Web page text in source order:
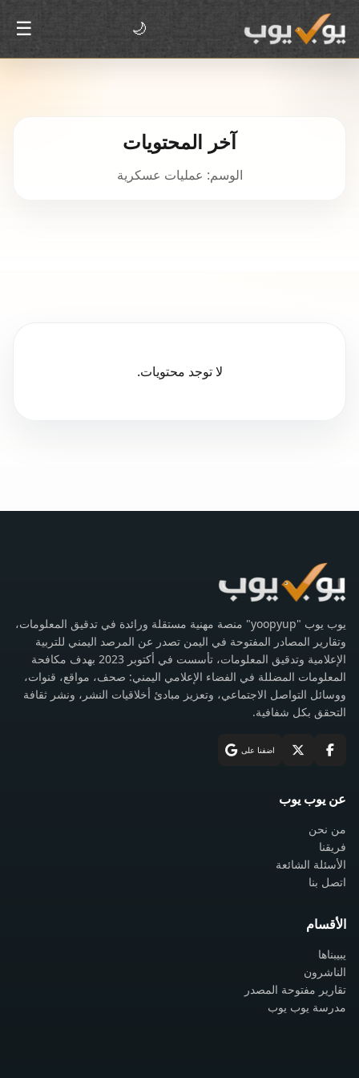
🌙
☰
آخر المحتويات
الوسم: عمليات عسكرية
لا توجد محتويات.
يوب يوب "yoopyup" منصة مهنية مستقلة ورائدة في تدقيق المعلومات،
وتقارير المصادر المفتوحة في اليمن تصدر عن المرصد اليمني للتربية
الإعلامية وتدقيق المعلومات، تأسست في أكتوبر 2023 بهدف مكافحة
المعلومات المضللة في الفضاء الإعلامي اليمني: صحف، مواقع، قنوات،
ووسائل التواصل الاجتماعي، وتعزيز مبادئ أخلاقيات النشر، ونشر ثقافة
التحقق بكل شفافية.
اضفنا على
عن يوب يوب
من نحن
فريقنا
الأسئلة الشائعة
اتصل بنا
الأقسام
يبيبناها
الناشرون
تقارير مفتوحة المصدر
مدرسة يوب يوب